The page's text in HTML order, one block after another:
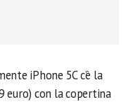
iPhone 5C c’è la
euro) con la copertina